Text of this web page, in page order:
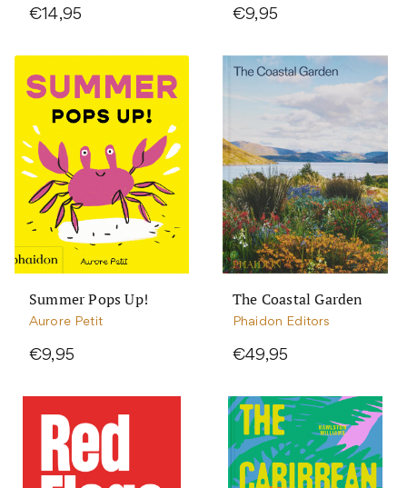
€14,95 €9,95
Summer Pops Up!
Aurore Petit
€9,95
The Coastal Garden
Phaidon Editors
€49,95